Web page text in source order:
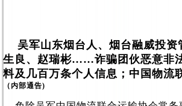
吴军山东烟台人、烟台融威投资
生良、赵瑞彬……诈骗团伙恶意非
料及几百万条个人信息；中国物流
（内部通告)